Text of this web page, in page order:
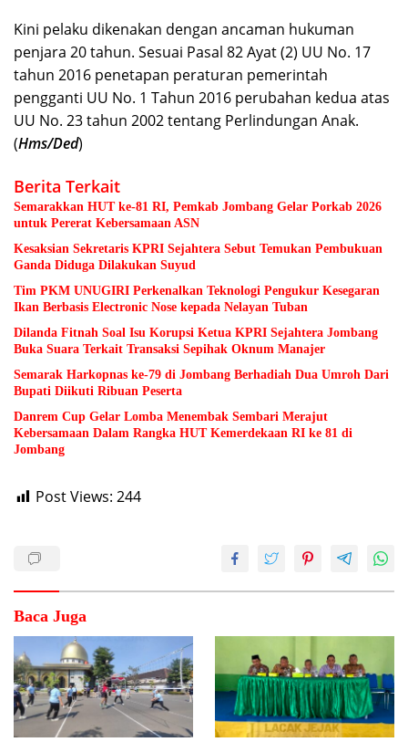
Kini pelaku dikenakan dengan ancaman hukuman
penjara 20 tahun. Sesuai Pasal 82 Ayat (2) UU No. 17
tahun 2016 penetapan peraturan pemerintah
pengganti UU No. 1 Tahun 2016 perubahan kedua atas
UU No. 23 tahun 2002 tentang Perlindungan Anak.
(Hms/Ded)
Berita Terkait
Semarakkan HUT ke-81 RI, Pemkab Jombang Gelar Porkab 2026
untuk Pererat Kebersamaan ASN
Kesaksian Sekretaris KPRI Sejahtera Sebut Temukan Pembukuan
Ganda Diduga Dilakukan Suyud
Tim PKM UNUGIRI Perkenalkan Teknologi Pengukur Kesegaran
Ikan Berbasis Electronic Nose kepada Nelayan Tuban
Dilanda Fitnah Soal Isu Korupsi Ketua KPRI Sejahtera Jombang
Buka Suara Terkait Transaksi Sepihak Oknum Manajer
Semarak Harkopnas ke-79 di Jombang Berhadiah Dua Umroh Dari
Bupati Diikuti Ribuan Peserta
Danrem Cup Gelar Lomba Menembak Sembari Merajut
Kebersamaan Dalam Rangka HUT Kemerdekaan RI ke 81 di
Jombang
Post Views: 244
Baca Juga